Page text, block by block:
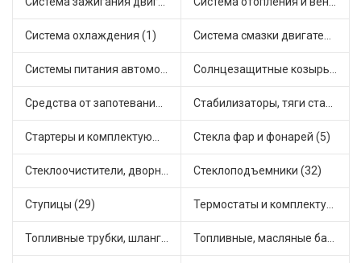
Система охлаждения (1) Система смазки двигателя (27)
Системы питания автомобиля (46) Солнцезащитные козырьки для салона автомобиля (4)
Средства от запотевания и размораживатели стекла (2) Стабилизаторы, тяги стабилизатора, стойки стабилиз (9)
Стартеры и комплектующие (61) Стекла фар и фонарей (5)
Стеклоочистители, дворники (3) Стеклоподъемники (32)
Ступицы (29) Термостаты и комплектующие системы охлаждения (125)
Топливные трубки, шланги, магистрали и рампы (7) Топливные, масляные баки (1)